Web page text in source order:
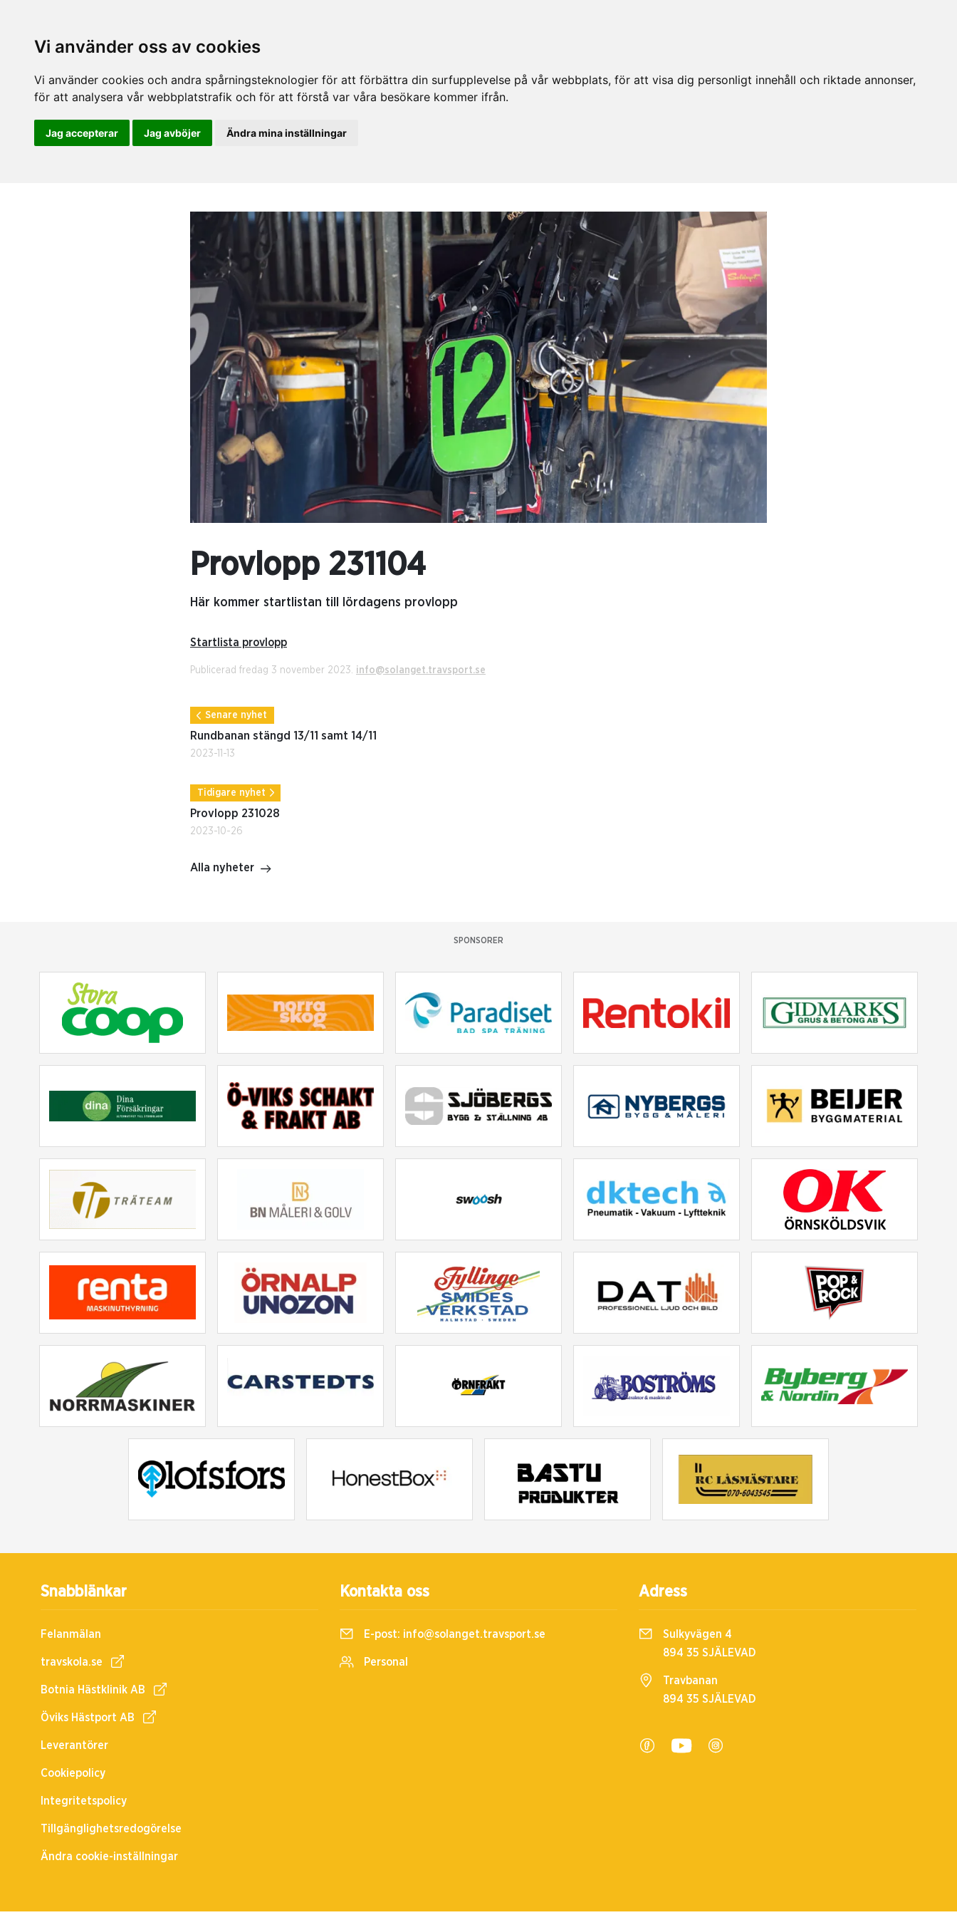
Vi använder oss av cookies
Vi använder cookies och andra spårningsteknologier för att förbättra din surfupplevelse på vår webbplats, för att visa dig personligt innehåll och riktade annonser,
för att analysera vår webbplatstrafik och för att förstå var våra besökare kommer ifrån.
Jag accepterar Jag avböjer Ändra mina inställningar
Provlopp 231104
Här kommer startlistan till lördagens provlopp
Startlista provlopp
Publicerad fredag 3 november 2023. info@solanget.travsport.se
Senare nyhet
Rundbanan stängd 13/11 samt 14/11
2023-11-13
Tidigare nyhet
Provlopp 231028
2023-10-26
Alla nyheter
SPONSORER
Snabblänkar
Felanmälan
travskola.se
Botnia Hästklinik AB
Öviks Hästport AB
Leverantörer
Cookiepolicy
Integritetspolicy
Tillgänglighetsredogörelse
Ändra cookie-inställningar
Kontakta oss
E-post: info@solanget.travsport.se
Personal
Adress
Sulkyvägen 4
894 35 SJÄLEVAD
Travbanan
894 35 SJÄLEVAD